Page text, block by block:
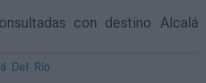
con destino Alcalá
Del Río